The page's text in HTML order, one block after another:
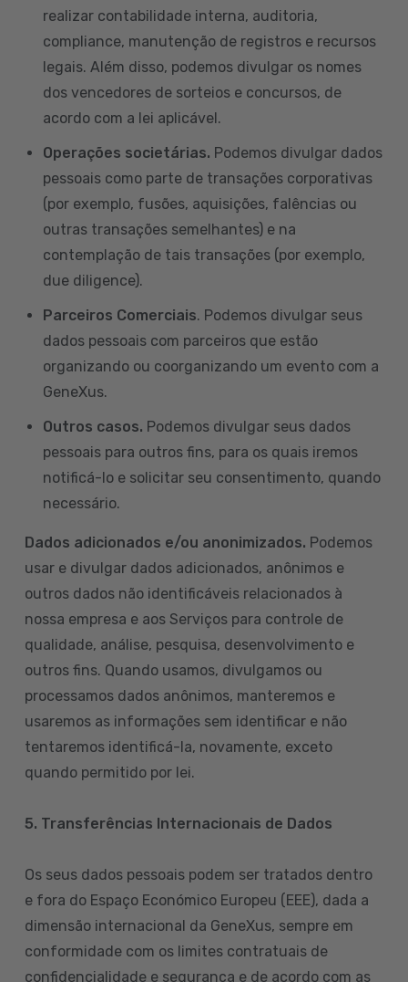
realizar contabilidade interna, auditoria,
compliance, manutenção de registros e recursos
legais. Além disso, podemos divulgar os nomes
dos vencedores de sorteios e concursos, de
acordo com a lei aplicável.
Operações societárias. Podemos divulgar dados
pessoais como parte de transações corporativas
(por exemplo, fusões, aquisições, falências ou
outras transações semelhantes) e na
contemplação de tais transações (por exemplo,
due diligence).
Parceiros Comerciais. Podemos divulgar seus
dados pessoais com parceiros que estão
organizando ou coorganizando um evento com a
GeneXus.
Outros casos. Podemos divulgar seus dados
pessoais para outros fins, para os quais iremos
notificá-lo e solicitar seu consentimento, quando
necessário.
Dados adicionados e/ou anonimizados. Podemos
usar e divulgar dados adicionados, anônimos e
outros dados não identificáveis relacionados à
nossa empresa e aos Serviços para controle de
qualidade, análise, pesquisa, desenvolvimento e
outros fins. Quando usamos, divulgamos ou
processamos dados anônimos, manteremos e
usaremos as informações sem identificar e não
tentaremos identificá-la, novamente, exceto
quando permitido por lei.
5. Transferências Internacionais de Dados
Os seus dados pessoais podem ser tratados dentro
e fora do Espaço Económico Europeu (EEE), dada a
dimensão internacional da GeneXus, sempre em
conformidade com os limites contratuais de
confidencialidade e segurança e de acordo com as